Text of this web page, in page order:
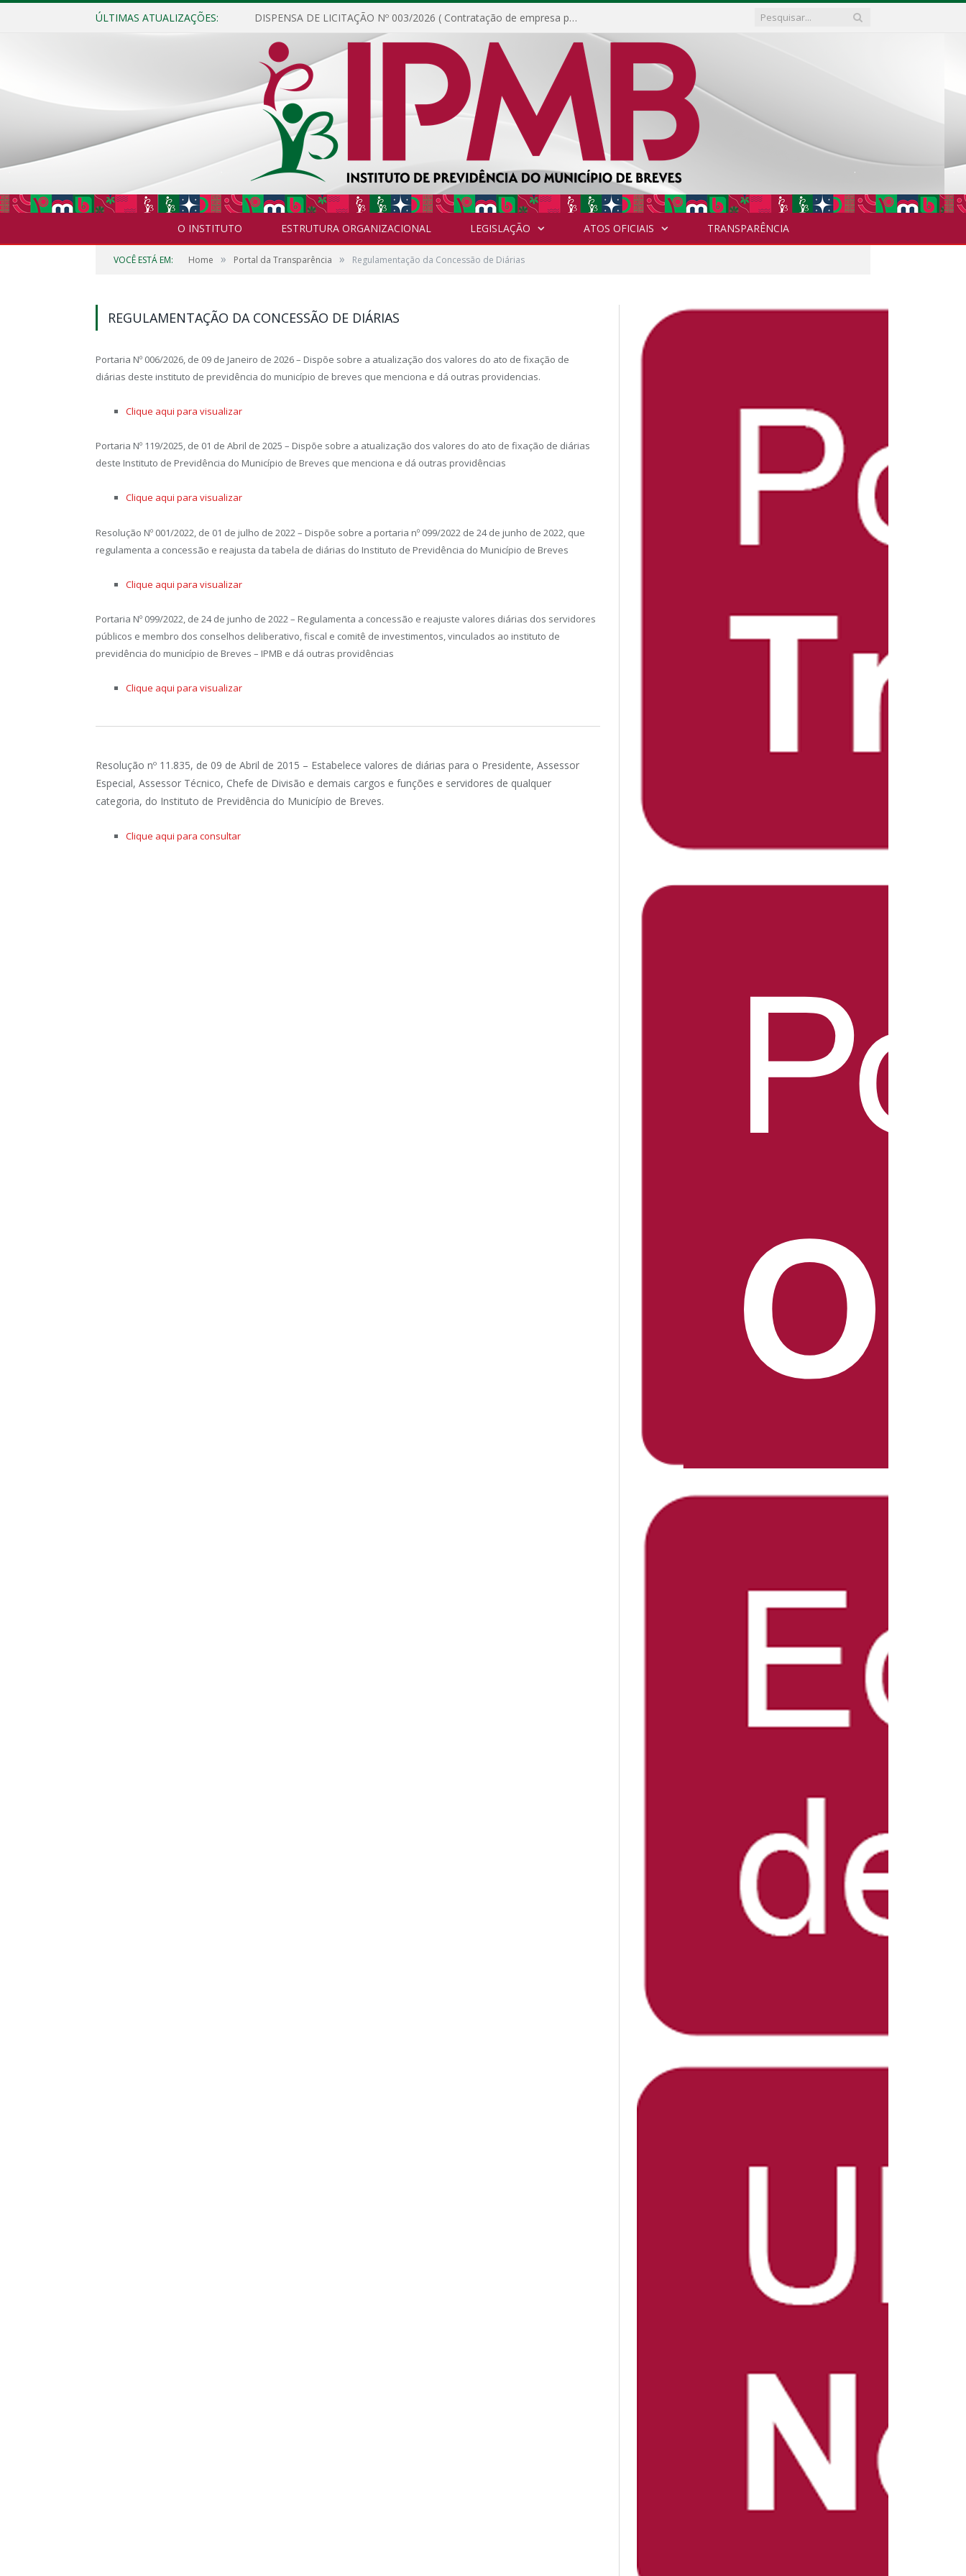
ÚLTIMAS ATUALIZAÇÕES: DISPENSA DE LICITAÇÃO Nº 003/2026 ( Contratação de empresa para fornecimento de gêneros alimentícios não perecíveis, materiais de expediente, descartáveis, copa e cozinha, para análise e posterior publicação.)
O INSTITUTO ESTRUTURA ORGANIZACIONAL LEGISLAÇÃO ATOS OFICIAIS TRANSPARÊNCIA
VOCÊ ESTÁ EM: Home » Portal da Transparência » Regulamentação da Concessão de Diárias
REGULAMENTAÇÃO DA CONCESSÃO DE DIÁRIAS
Portaria Nº 006/2026, de 09 de Janeiro de 2026 – Dispõe sobre a atualização dos valores do ato de fixação de
diárias deste instituto de previdência do município de breves que menciona e dá outras providencias.
Clique aqui para visualizar
Portaria Nº 119/2025, de 01 de Abril de 2025 – Dispõe sobre a atualização dos valores do ato de fixação de diárias
deste Instituto de Previdência do Município de Breves que menciona e dá outras providências
Clique aqui para visualizar
Resolução Nº 001/2022, de 01 de julho de 2022 – Dispõe sobre a portaria nº 099/2022 de 24 de junho de 2022, que
regulamenta a concessão e reajusta da tabela de diárias do Instituto de Previdência do Município de Breves
Clique aqui para visualizar
Portaria Nº 099/2022, de 24 de junho de 2022 – Regulamenta a concessão e reajuste valores diárias dos servidores
públicos e membro dos conselhos deliberativo, fiscal e comitê de investimentos, vinculados ao instituto de
previdência do município de Breves – IPMB e dá outras providências
Clique aqui para visualizar
Resolução nº 11.835, de 09 de Abril de 2015 – Estabelece valores de diárias para o Presidente, Assessor
Especial, Assessor Técnico, Chefe de Divisão e demais cargos e funções e servidores de qualquer
categoria, do Instituto de Previdência do Município de Breves.
Clique aqui para consultar